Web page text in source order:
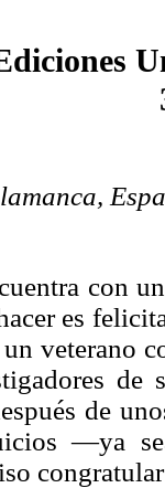
con
es
veterano
de
de
—ya